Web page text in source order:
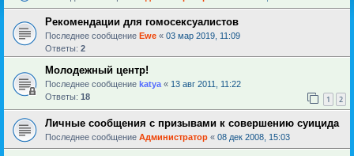
Рекомендации для гомосексуалистов
Последнее сообщение Ewe « 03 мар 2019, 11:09
Ответы: 2
Молодежный центр!
Последнее сообщение katya « 13 авг 2011, 11:22
Ответы: 18 1 2
Личные сообщения с призывами к совершению суицида
Последнее сообщение Администратор « 08 дек 2008, 15:03